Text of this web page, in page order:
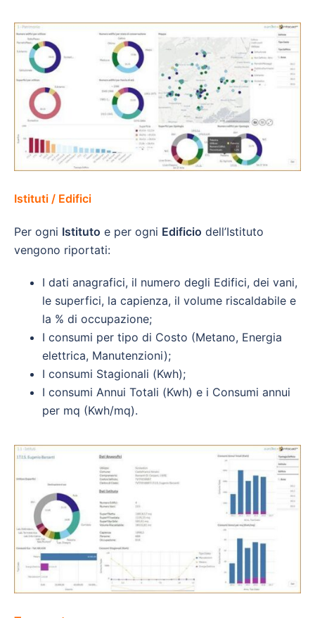
Istituti / Edifici
Per ogni Istituto e per ogni Edificio dell’Istituto
vengono riportati:
I dati anagrafici, il numero degli Edifici, dei vani,
le superfici, la capienza, il volume riscaldabile e
la % di occupazione;
I consumi per tipo di Costo (Metano, Energia
elettrica, Manutenzioni);
I consumi Stagionali (Kwh);
I consumi Annui Totali (Kwh) e i Consumi annui
per mq (Kwh/mq).